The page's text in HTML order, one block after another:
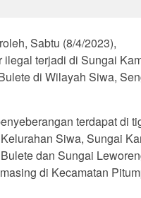
Sabtu (8/4/2023),
ilegal terjadi di Sungai
di Wilayah Siwa,
terdapat di
Siwa, Sungai
dan Sungai
di Kecamatan